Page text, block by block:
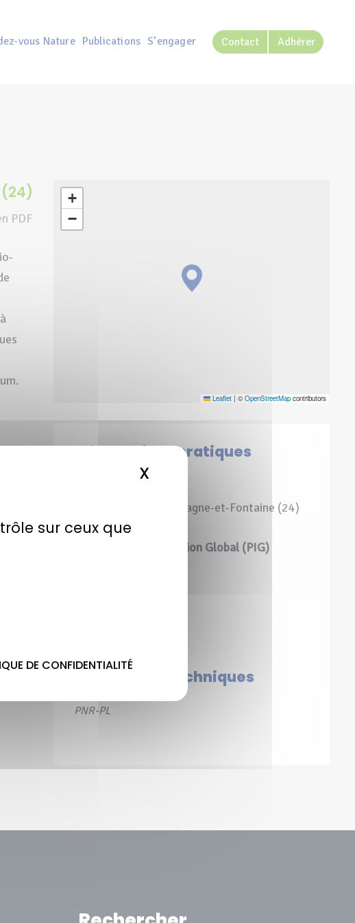
sur ceux que
DE CONFIDENTIALITÉ
X
vous Nature Publications S’engager Contact Adhérer
PDF
+
−
Leaflet | © OpenStreetMapcontributors
Informations pratiques
Vendoire (24), Champagne-et-Fontaine (24)
Périmètre d’Intervention Global (PIG)
Partenaires techniques
PNR-PL